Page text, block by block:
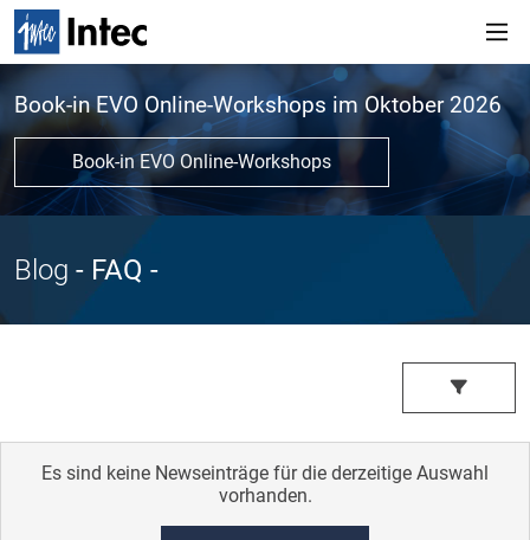
Book-in EVO Online-Workshops im Oktober 2026
Book-in EVO Online-Workshops
Blog - FAQ -
Es sind keine Newseinträge für die derzeitige Auswahl
vorhanden.